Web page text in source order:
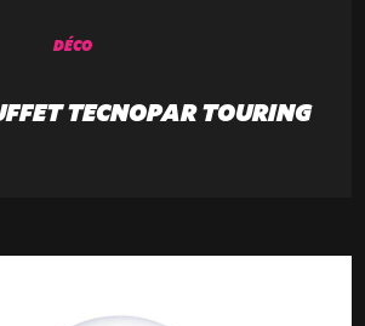
DÉCO
TECNOPAR TOURING